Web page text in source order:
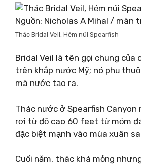
Nguồn: Nicholas A Mihal / màn
Thác Bridal Veil, Hẻm núi Spearfish
Bridal Veil là tên gọi chung của
trên khắp nước Mỹ; nó phụ
mà nước tạo ra.
Thác nước ở Spearfish Canyon
rơi từ độ cao 60 feet từ mỏm
đặc biệt mạnh vào mùa xuân
Cuối năm, thác khá mỏng